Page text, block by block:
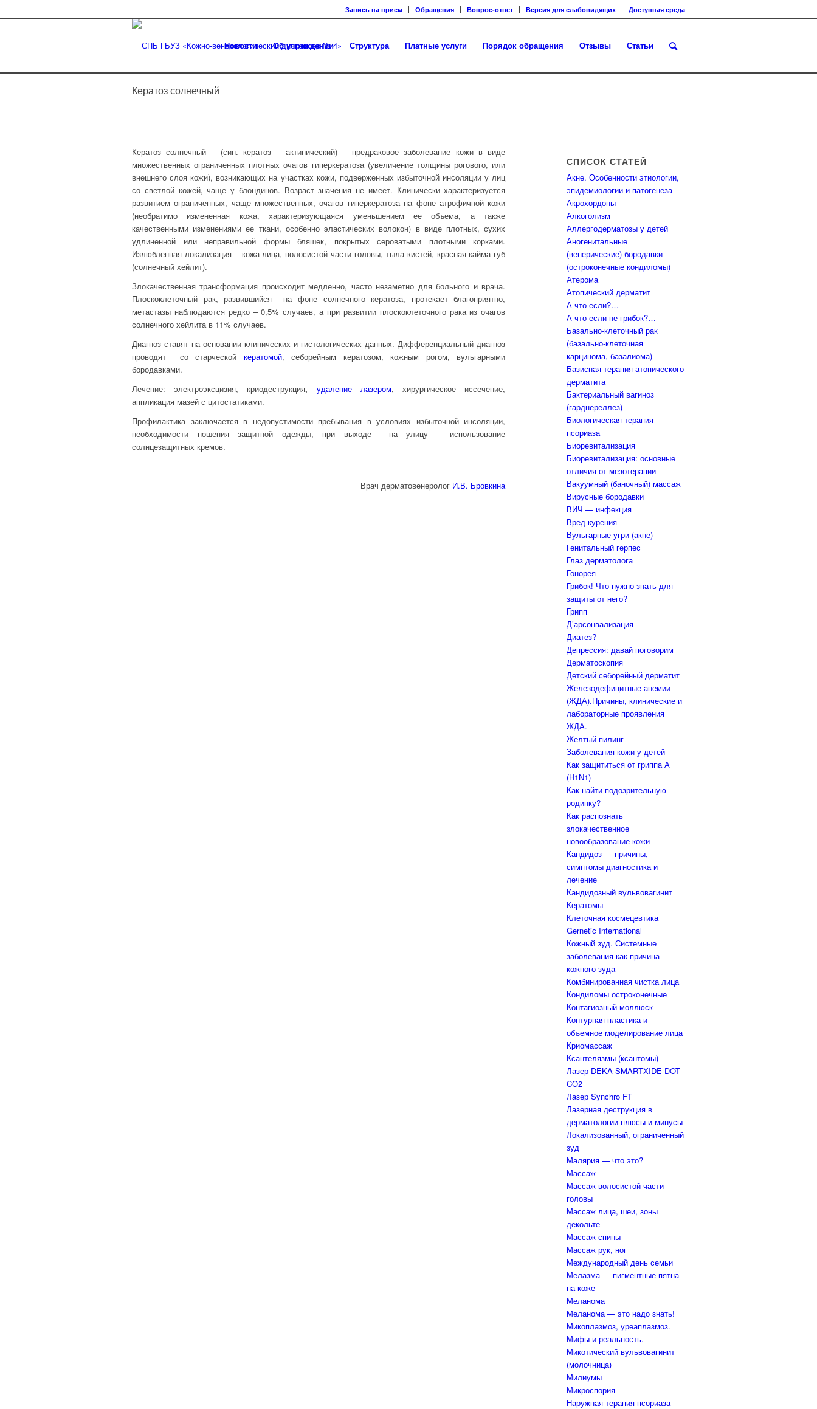
Запись на прием Обращения Вопрос-ответ Версия для слабовидящих Доступная среда
Новости Об учреждении Структура Платные услуги Порядок обращения Отзывы Статьи
Кератоз солнечный
Кератоз солнечный – (син. кератоз – актинический) – предраковое заболевание кожи в виде
множественных ограниченных плотных очагов гиперкератоза (увеличение толщины рогового, или
внешнего слоя кожи), возникающих на участках кожи, подверженных избыточной инсоляции у лиц
со светлой кожей, чаще у блондинов. Возраст значения не имеет. Клинически характеризуется
развитием ограниченных, чаще множественных, очагов гиперкератоза на фоне атрофичной кожи
(необратимо измененная кожа, характеризующаяся уменьшением ее объема, а также
качественными изменениями ее ткани, особенно эластических волокон) в виде плотных, сухих
удлиненной или неправильной формы бляшек, покрытых сероватыми плотными корками.
Излюбленная локализация – кожа лица, волосистой части головы, тыла кистей, красная кайма губ
(солнечный хейлит).
Злокачественная трансформация происходит медленно, часто незаметно для больного и врача.
Плоскоклеточный рак, развившийся на фоне солнечного кератоза, протекает благоприятно,
метастазы наблюдаются редко – 0,5% случаев, а при развитии плоскоклеточного рака из очагов
солнечного хейлита в 11% случаев.
Диагноз ставят на основании клинических и гистологических данных. Дифференциальный диагноз
проводят со старческой кератомой, себорейным кератозом, кожным рогом, вульгарными
бородавками.
Лечение: электроэксцизия,криодеструкция, удаление лазером, хирургическое иссечение,
аппликация мазей с цитостатиками.
Профилактика заключается в недопустимости пребывания в условиях избыточной инсоляции,
необходимости ношения защитной одежды, при выходе на улицу – использование
солнцезащитных кремов.
Врач дерматовенеролог И.В. Бровкина
СПИСОК СТАТЕЙ
Акне. Особенности этиологии,
эпидемиологии и патогенеза
Акрохордоны
Алкоголизм
Аллергодерматозы у детей
Аногенитальные
(венерические) бородавки
(остроконечные кондиломы)
Атерома
Атопический дерматит
А что если?…
А что если не грибок?…
Базально-клеточный рак
(базально-клеточная
карцинома, базалиома)
Базисная терапия атопического
дерматита
Бактериальный вагиноз
(гарднереллез)
Биологическая терапия
псориаза
Биоревитализация
Биоревитализация: основные
отличия от мезотерапии
Вакуумный (баночный) массаж
Вирусные бородавки
ВИЧ — инфекция
Вред курения
Вульгарные угри (акне)
Генитальный герпес
Глаз дерматолога
Гонорея
Грибок! Что нужно знать для
защиты от него?
Грипп
Д’арсонвализация
Диатез?
Депрессия: давай поговорим
Дерматоскопия
Детский себорейный дерматит
Железодефицитные анемии
(ЖДА).Причины, клинические и
лабораторные проявления
ЖДА.
Желтый пилинг
Заболевания кожи у детей
Как защититься от гриппа А
(H1N1)
Как найти подозрительную
родинку?
Как распознать
злокачественное
новообразование кожи
Кандидоз — причины,
симптомы диагностика и
лечение
Кандидозный вульвовагинит
Кератомы
Клеточная космецевтика
Gernetic International
Кожный зуд. Системные
заболевания как причина
кожного зуда
Комбинированная чистка лица
Кондиломы остроконечные
Контагиозный моллюск
Контурная пластика и
объемное моделирование лица
Криомассаж
Ксантелязмы (ксантомы)
Лазер DEKA SMARTXIDE DOT
CO2
Лазер Synchro FT
Лазерная деструкция в
дерматологии плюсы и минусы
Локализованный, ограниченный
зуд
Малярия — что это?
Массаж
Массаж волосистой части
головы
Массаж лица, шеи, зоны
декольте
Массаж спины
Массаж рук, ног
Международный день семьи
Мелазма — пигментные пятна
на коже
Меланома
Меланома — это надо знать!
Микоплазмоз, уреаплазмоз.
Мифы и реальность.
Микотический вульвовагинит
(молочница)
Милиумы
Микроспория
Наружная терапия псориаза